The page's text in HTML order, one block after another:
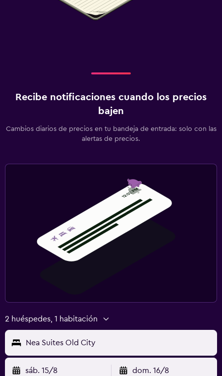
Recibe notificaciones cuando los precios
bajen
Cambios diarios de precios en tu bandeja de entrada: solo con las
alertas de precios.
2 huéspedes, 1 habitación
Nea Suites Old City
sáb. 15/8 dom. 16/8